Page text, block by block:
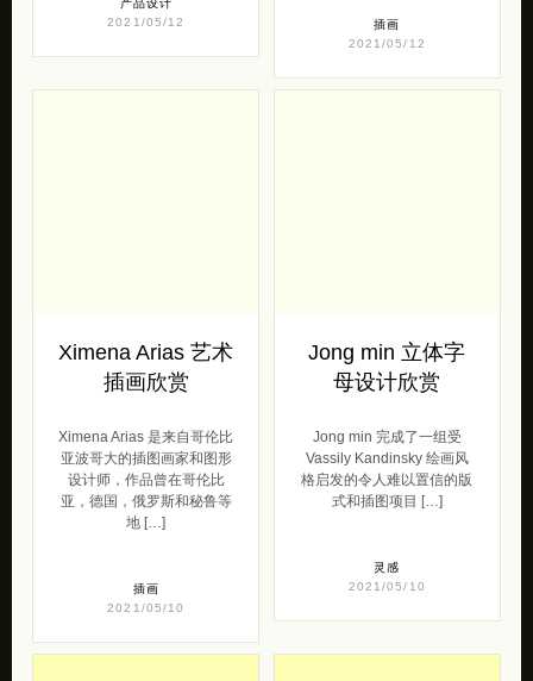
产品设计
2021/05/12
插画
2021/05/12
Ximena Arias 艺术
插画欣赏
Ximena Arias 是来自哥伦比
亚波哥大的插图画家和图形
设计师，作品曾在哥伦比
亚，德国，俄罗斯和秘鲁等
地 […]
插画
2021/05/10
Jong min 立体字
母设计欣赏
Jong min 完成了一组受
Vassily Kandinsky 绘画风
格启发的令人难以置信的版
式和插图项目 […]
灵感
2021/05/10